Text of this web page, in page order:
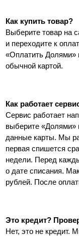
Как купить товар?
Выберите товар на
и переходите к
«Оплатить Долями»
обычной картой.
Как работает
Сервис работает
выберите «Долями»
данные карты. Мы
первая спишется
недели. Перед
о дате списания.
рублей. После
Это кредит?
Нет, это не кредит.